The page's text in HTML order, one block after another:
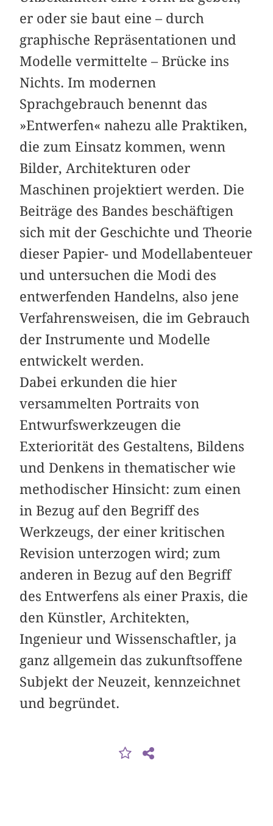
er oder sie baut eine – durch
graphische Repräsentationen und
Modelle vermittelte – Brücke ins
Nichts. Im modernen
Sprachgebrauch benennt das
»Entwerfen« nahezu alle Praktiken,
die zum Einsatz kommen, wenn
Bilder, Architekturen oder
Maschinen projektiert werden. Die
Beiträge des Bandes beschäftigen
sich mit der Geschichte und Theorie
dieser Papier- und Modellabenteuer
und untersuchen die Modi des
entwerfenden Handelns, also jene
Verfahrensweisen, die im Gebrauch
der Instrumente und Modelle
entwickelt werden.
Dabei erkunden die hier
versammelten Portraits von
Entwurfswerkzeugen die
Exteriorität des Gestaltens, Bildens
und Denkens in thematischer wie
methodischer Hinsicht: zum einen
in Bezug auf den Begriff des
Werkzeugs, der einer kritischen
Revision unterzogen wird; zum
anderen in Bezug auf den Begriff
des Entwerfens als einer Praxis, die
den Künstler, Architekten,
Ingenieur und Wissenschaftler, ja
ganz allgemein das zukunftsoffene
Subjekt der Neuzeit, kennzeichnet
und begründet.